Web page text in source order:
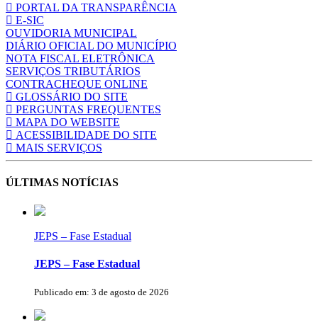
PORTAL DA TRANSPARÊNCIA
E-SIC
OUVIDORIA MUNICIPAL
DIÁRIO OFICIAL DO MUNICÍPIO
NOTA FISCAL ELETRÔNICA
SERVIÇOS TRIBUTÁRIOS
CONTRACHEQUE ONLINE
GLOSSÁRIO DO SITE
PERGUNTAS FREQUENTES
MAPA DO WEBSITE
ACESSIBILIDADE DO SITE
MAIS SERVIÇOS
ÚLTIMAS NOTÍCIAS
JEPS – Fase Estadual
JEPS – Fase Estadual
Publicado em: 3 de agosto de 2026